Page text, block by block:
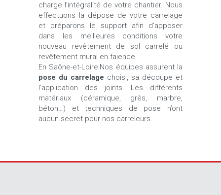
charge l’intégralité de votre chantier. Nous
effectuons la dépose de votre carrelage
et préparons le support afin d’apposer
dans les meilleures conditions votre
nouveau revêtement de sol carrelé ou
revêtement mural en faïence.
En Saône-et-Loire:Nos équipes assurent la
pose du carrelage choisi, sa découpe et
l’application des joints. Les différents
matériaux (céramique, grès, marbre,
béton…) et techniques de pose n’ont
aucun secret pour nos carreleurs.